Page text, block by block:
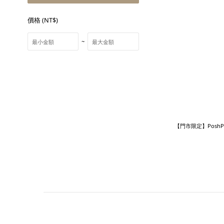
價格 (NT$)
~
【門市限定】